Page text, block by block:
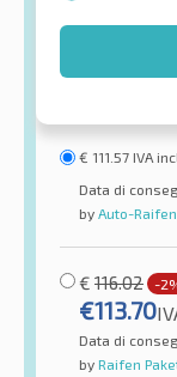
€ 111.57 IVA
Data di
by Auto-
€ 116.02 -
€113.70
Data di
by Raifen